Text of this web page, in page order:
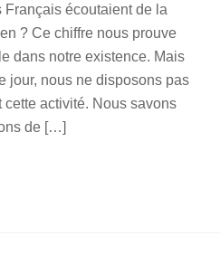
écoutaient de la
? Ce chiffre nous prouve
dans notre existence. Mais
jour, nous ne disposons pas
activité. Nous savons
de […]